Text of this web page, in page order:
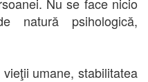
natură psihologică,
umane, stabilitatea